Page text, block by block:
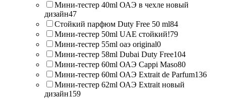
Мини-тестер 40ml ОАЭ в чехле новый
дизайн47
Стойкий парфюм Duty Free 50 ml84
Мини-тестер 50ml UAE стойкий!79
Мини-тестер 55ml оаэ original0
Мини-тестер 58ml Dubai Duty Free104
Мини-тестер 60ml ОАЭ Cappi Maso80
Мини-тестер 60ml ОАЭ Extrait de Parfum136
Мини-тестер 62ml ОАЭ Extrait новый
дизайн159